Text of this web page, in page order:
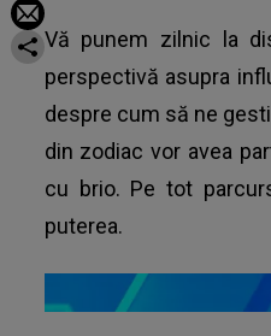
Vă punem zilnic la
perspectivă asupra
despre cum să ne
din zodiac vor avea
cu brio. Pe tot
puterea.